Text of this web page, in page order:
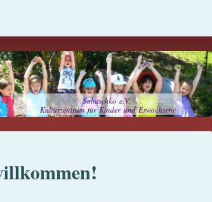
Solnischko e.V.
Kulturzentrum für Kinder und Erwachsene